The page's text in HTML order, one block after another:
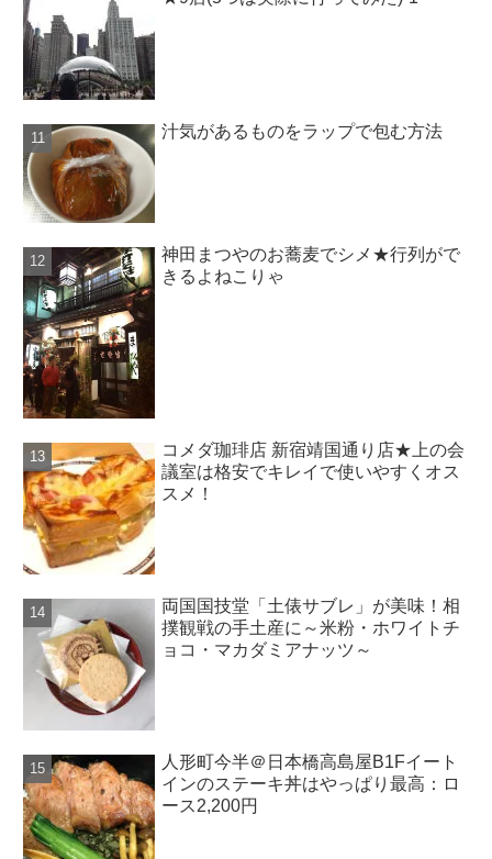
汁気があるものをラップで包む方法
神田まつやのお蕎麦でシメ★行列がで
きるよねこりゃ
コメダ珈琲店 新宿靖国通り店★上の会
議室は格安でキレイで使いやすくオス
スメ！
両国国技堂「土俵サブレ」が美味！相
撲観戦の手土産に～米粉・ホワイトチ
ョコ・マカダミアナッツ～
人形町今半＠日本橋高島屋B1Fイート
インのステーキ丼はやっぱり最高：ロ
ース2,200円